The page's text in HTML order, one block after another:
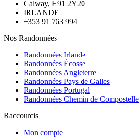
Galway, H91 2Y20
IRLANDE
+353 91 763 994
Nos Randonnées
Randonnées Irlande
Randonnées Écosse
Randonnées Angleterre
Randonnées Pays de Galles
Randonnées Portugal
Randonnées Chemin de Compostelle
Raccourcis
Mon compte